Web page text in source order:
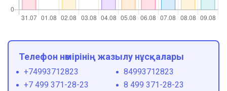
Телефон нөмірінің жазылу нұсқалары
+74993712823
84993712823
+7 499 371-28-23
8 499 371-28-23